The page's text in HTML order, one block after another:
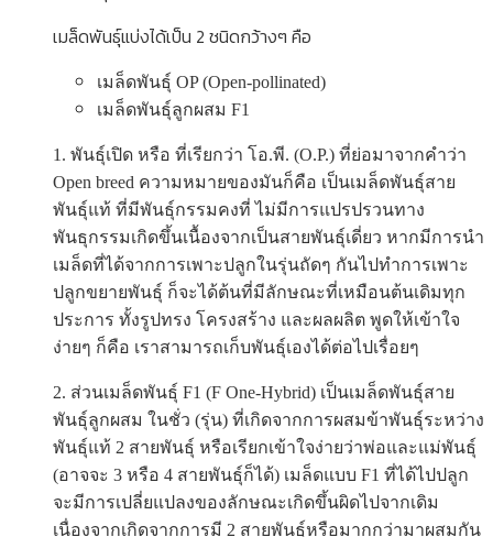
เมล็ดพันธุ์แบ่งได้เป็น 2 ชนิดกว้างๆ คือ
เมล็ดพันธุ์ OP (Open-pollinated)
เมล็ดพันธุ์ลูกผสม F1
1. พันธุ์เปิด หรือ ที่เรียกว่า โอ.พี. (O.P.) ที่ย่อมาจากคำว่า
Open breed ความหมายของมันก็คือ เป็นเมล็ดพันธุ์สาย
พันธุ์แท้ ที่มีพันธุ์กรรมคงที่ ไม่มีการแปรปรวนทาง
พันธุกรรมเกิดขึ้นเนื้องจากเป็นสายพันธุ์เดี่ยว หากมีการนำ
เมล็ดที่ได้จากการเพาะปลูกในรุ่นถัดๆ กันไปทำการเพาะ
ปลูกขยายพันธุ์ ก็จะได้ต้นที่มีลักษณะที่เหมือนต้นเดิมทุก
ประการ ทั้งรูปทรง โครงสร้าง และผลผลิต พูดให้เข้าใจ
ง่ายๆ ก็คือ เราสามารถเก็บพันธุ์เองได้ต่อไปเรื่อยๆ
2. ส่วนเมล็ดพันธุ์ F1 (F One-Hybrid) เป็นเมล็ดพันธุ์สาย
พันธุ์ลูกผสม ในชั่ว (รุ่น) ที่เกิดจากการผสมข้าพันธุ์ระหว่าง
พันธุ์แท้ 2 สายพันธุ์ หรือเรียกเข้าใจง่ายว่าพ่อและแม่พันธุ์
(อาจจะ 3 หรือ 4 สายพันธุ์ก็ได้) เมล็ดแบบ F1 ที่ได้ไปปลูก
จะมีการเปลี่ยแปลงของลักษณะเกิดขึ้นผิดไปจากเดิม
เนื่องจากเกิดจากการมี 2 สายพันธุ์หรือมากกว่ามาผสมกัน